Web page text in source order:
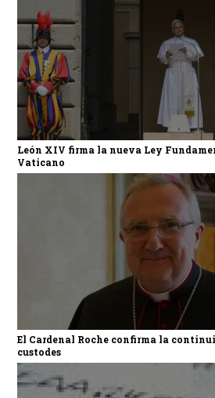
León XIV firma la nueva Ley
Vaticano
El Cardenal Roche confirma la
custodes